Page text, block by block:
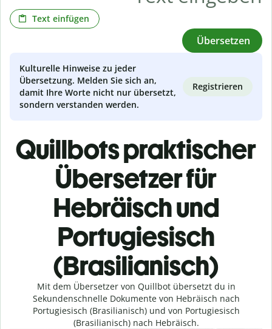
Text einfügen
Übersetzen
Kulturelle Hinweise zu jeder
Übersetzung. Melden Sie sich an,
damit Ihre Worte nicht nur übersetzt,
sondern verstanden werden.
Registrieren
Quillbots praktischer
Übersetzer für
Hebräisch und
Portugiesisch
(Brasilianisch)
Mit dem Übersetzer von Quillbot übersetzt du in
Sekundenschnelle Dokumente von Hebräisch nach
Portugiesisch (Brasilianisch) und von Portugiesisch
(Brasilianisch) nach Hebräisch.